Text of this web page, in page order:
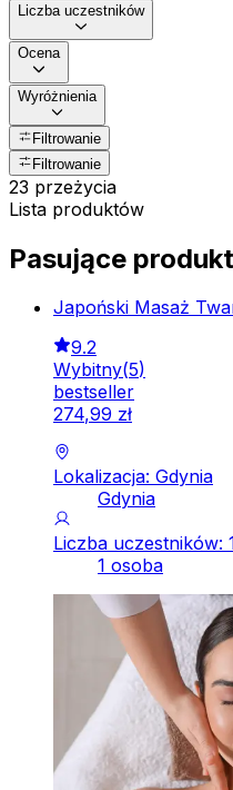
Liczba uczestników
Ocena
Wyróżnienia
Filtrowanie
Filtrowanie
23 przeżycia
Lista produktów
Pasujące
Japoński Masaż
9.2
Wybitny(5)
bestseller
274,99 zł
Lokalizacja: Gdynia
Gdynia
Liczba uczestników:
1 osoba